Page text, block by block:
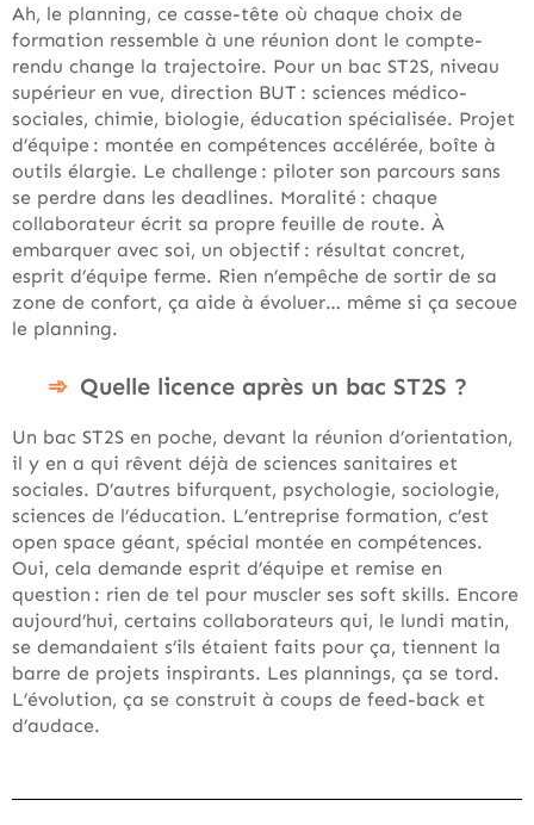
Ah, le planning, ce casse-tête où chaque choix de
formation ressemble à une réunion dont le compte-
rendu change la trajectoire. Pour un bac ST2S, niveau
supérieur en vue, direction BUT : sciences médico-
sociales, chimie, biologie, éducation spécialisée. Projet
d’équipe : montée en compétences accélérée, boîte à
outils élargie. Le challenge : piloter son parcours sans
se perdre dans les deadlines. Moralité : chaque
collaborateur écrit sa propre feuille de route. À
embarquer avec soi, un objectif : résultat concret,
esprit d’équipe ferme. Rien n’empêche de sortir de sa
zone de confort, ça aide à évoluer… même si ça secoue
le planning.
Quelle licence après un bac ST2S ?
Un bac ST2S en poche, devant la réunion d’orientation,
il y en a qui rêvent déjà de sciences sanitaires et
sociales. D’autres bifurquent, psychologie, sociologie,
sciences de l’éducation. L’entreprise formation, c’est
open space géant, spécial montée en compétences.
Oui, cela demande esprit d’équipe et remise en
question : rien de tel pour muscler ses soft skills. Encore
aujourd’hui, certains collaborateurs qui, le lundi matin,
se demandaient s’ils étaient faits pour ça, tiennent la
barre de projets inspirants. Les plannings, ça se tord.
L’évolution, ça se construit à coups de feed-back et
d’audace.